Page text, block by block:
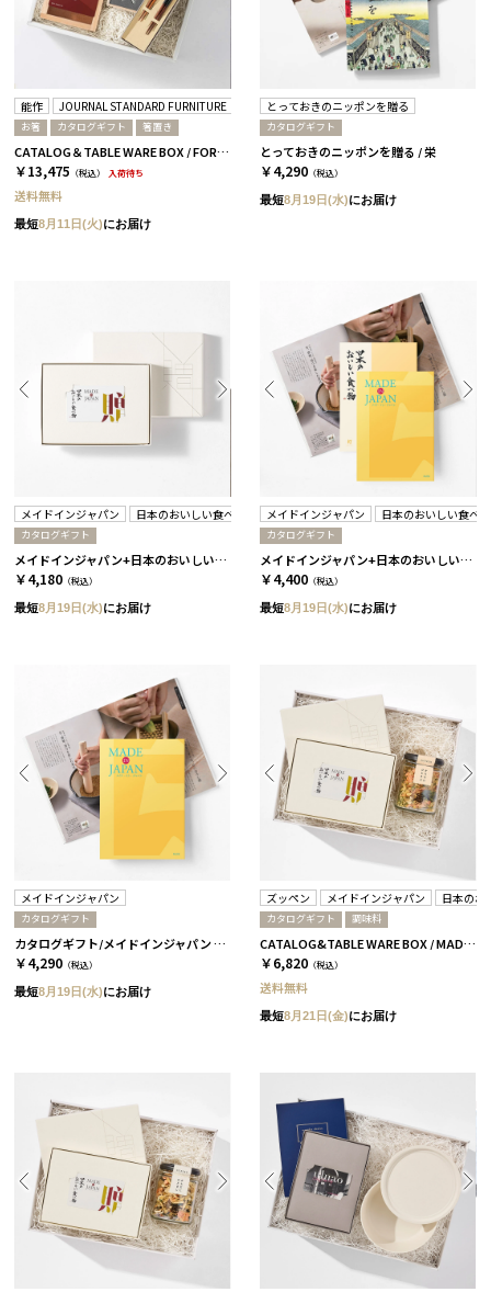
能作 JOURNAL STANDARD FURNITURE 箸蔵まつかん
お箸 カタログギフト 箸置き
CATALOG＆TABLE WARE BOX / FORMAL / 全3種 椿
￥13,475 （税込） 入荷待ち
送料無料
最短8月11日(火)にお届け
とっておきのニッポンを贈る
カタログギフト
とっておきのニッポンを贈る / 栄
￥4,290 （税込）
最短8月19日(水)にお届け
メイドインジャパン 日本のおいしい食べ物
カタログギフト
メイドインジャパン+日本のおいしい食べ物 / C MJ06＋橙
￥4,180 （税込）
最短8月19日(水)にお届け
メイドインジャパン 日本のおいしい食べ物
カタログギフト
メイドインジャパン+日本のおいしい食べ物 / MJ6+橙 2冊セット
￥4,400 （税込）
最短8月19日(水)にお届け
メイドインジャパン
カタログギフト
カタログギフト/メイドインジャパン 全5種 MJ6
￥4,290 （税込）
最短8月19日(水)にお届け
ズッペン メイドインジャパン 日本のお
カタログギフト 調味料
CATALOG&TABLE WARE BOX / MADE IN JAPAN / ズッペン タマネギベース / 全4種 C MJ06＋橙
￥6,820 （税込）
送料無料
最短8月21日(金)にお届け